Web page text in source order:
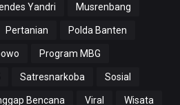
Yandri Musrenbang
Pertanian Polda Banten
Program MBG
Satresnarkoba Sosial
Bencana Viral Wisata